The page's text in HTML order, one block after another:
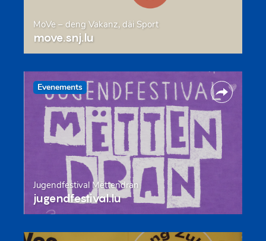
MoVe – deng Vakanz, däi Sport
move.snj.lu
Evenements
Jugendfestival Mëttendran
jugendfestival.lu